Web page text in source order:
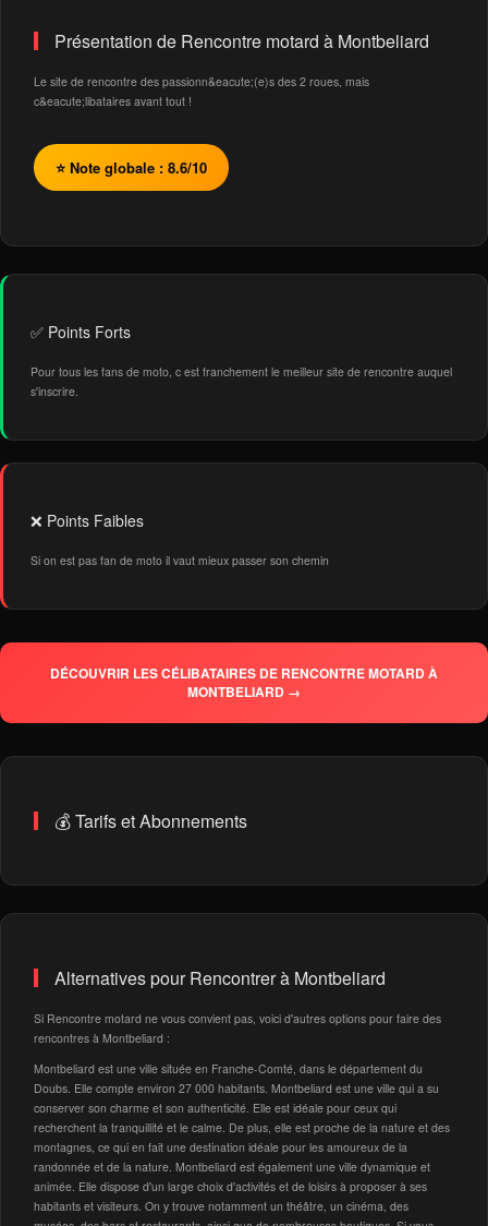
Présentation de Rencontre motard à Montbeliard
Le site de rencontre des passionn&eacute;(e)s des 2 roues, mais
c&eacute;libataires avant tout !
⭐ Note globale : 8.6/10
✅ Points Forts
Pour tous les fans de moto, c est franchement le meilleur site de rencontre auquel
s'inscrire.
❌ Points Faibles
Si on est pas fan de moto il vaut mieux passer son chemin
DÉCOUVRIR LES CÉLIBATAIRES DE RENCONTRE MOTARD À
MONTBELIARD →
💰 Tarifs et Abonnements
Alternatives pour Rencontrer à Montbeliard
Si Rencontre motard ne vous convient pas, voici d'autres options pour faire des
rencontres à Montbeliard :
Montbeliard est une ville située en Franche-Comté, dans le département du
Doubs. Elle compte environ 27 000 habitants. Montbeliard est une ville qui a su
conserver son charme et son authenticité. Elle est idéale pour ceux qui
recherchent la tranquillité et le calme. De plus, elle est proche de la nature et des
montagnes, ce qui en fait une destination idéale pour les amoureux de la
randonnée et de la nature. Montbeliard est également une ville dynamique et
animée. Elle dispose d'un large choix d'activités et de loisirs à proposer à ses
habitants et visiteurs. On y trouve notamment un théâtre, un cinéma, des